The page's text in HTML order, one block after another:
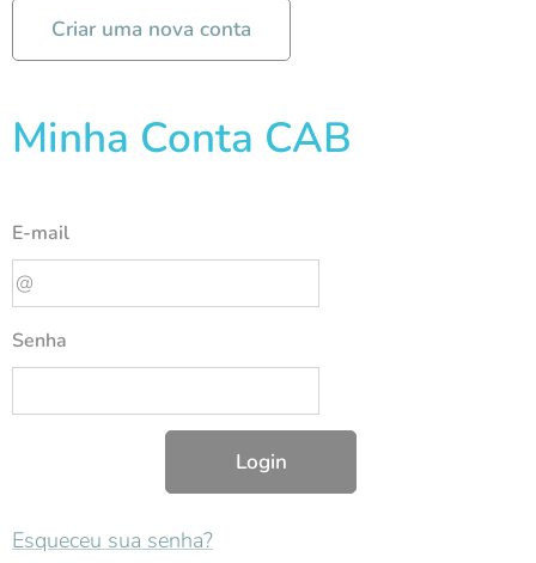
Criar uma nova conta
Minha Conta CAB
E-mail
Senha
Login
Esqueceu sua senha?